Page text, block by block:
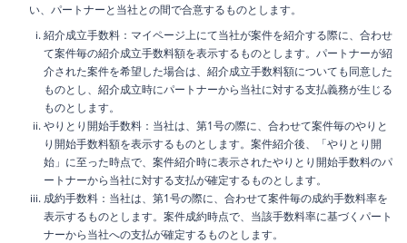
い、パートナーと当社との間で合意するものとします。
紹介成立手数料：マイページ上にて当社が案件を紹介する際に、合わせ
て案件毎の紹介成立手数料額を表示するものとします。パートナーが紹
介された案件を希望した場合は、紹介成立手数料額についても同意した
ものとし、紹介成立時にパートナーから当社に対する支払義務が生じる
ものとします。
やりとり開始手数料：当社は、第1号の際に、合わせて案件毎のやりと
り開始手数料額を表示するものとします。案件紹介後、「やりとり開
始」に至った時点で、案件紹介時に表示されたやりとり開始手数料のパ
ートナーから当社に対する支払が確定するものとします。
成約手数料：当社は、第1号の際に、合わせて案件毎の成約手数料率を
表示するものとします。案件成約時点で、当該手数料率に基づくパート
ナーから当社への支払が確定するものとします。